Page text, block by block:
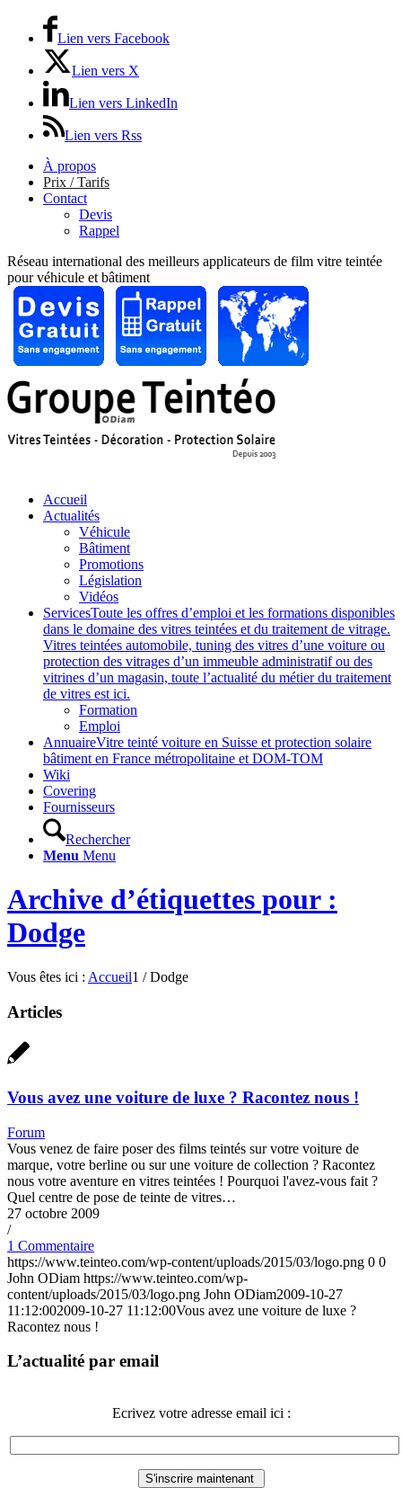
Lien vers Facebook
Lien vers X
Lien vers LinkedIn
Lien vers Rss
À propos
Prix / Tarifs
Contact
Devis
Rappel
Réseau international des meilleurs applicateurs de film vitre teintée
pour véhicule et bâtiment
Accueil
Actualités
Véhicule
Bâtiment
Promotions
Législation
Vidéos
ServicesToute les offres d’emploi et les formations disponibles
dans le domaine des vitres teintées et du traitement de vitrage.
Vitres teintées automobile, tuning des vitres d’une voiture ou
protection des vitrages d’un immeuble administratif ou des
vitrines d’un magasin, toute l’actualité du métier du traitement
de vitres est ici.
Formation
Emploi
AnnuaireVitre teinté voiture en Suisse et protection solaire
bâtiment en France métropolitaine et DOM-TOM
Wiki
Covering
Fournisseurs
Rechercher
Menu Menu
Archive d’étiquettes pour :
Dodge
Vous êtes ici : Accueil1 / Dodge
Articles
Vous avez une voiture de luxe ? Racontez nous !
Forum
Vous venez de faire poser des films teintés sur votre voiture de
marque, votre berline ou sur une voiture de collection ? Racontez
nous votre aventure en vitres teintées ! Pourquoi l'avez-vous fait ?
Quel centre de pose de teinte de vitres…
27 octobre 2009
/
1 Commentaire
https://www.teinteo.com/wp-content/uploads/2015/03/logo.png 0 0
John ODiam https://www.teinteo.com/wp-
content/uploads/2015/03/logo.png John ODiam2009-10-27
11:12:002009-10-27 11:12:00Vous avez une voiture de luxe ?
Racontez nous !
L’actualité par email
Ecrivez votre adresse email ici :